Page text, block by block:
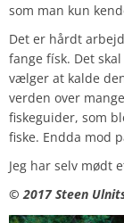
som man kun
Det er hårdt
fange físk. Det
vælger at kalde
verden over
fiskeguider, som
fiske. Endda mod
Jeg har selv mødt
© 2017 Steen